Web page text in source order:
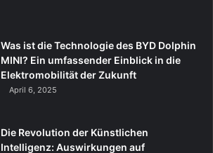
Was ist die Technologie des BYD Dolphin
MINI? Ein umfassender Einblick in die
Elektromobilität der Zukunft
April 6, 2025
Die Revolution der Künstlichen
Intelligenz: Auswirkungen auf